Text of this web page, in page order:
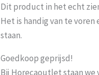
Dit product in het echt
Het is handig van te
staan.
Goedkoop geprijsd!
Bij Horecaoutlet staan